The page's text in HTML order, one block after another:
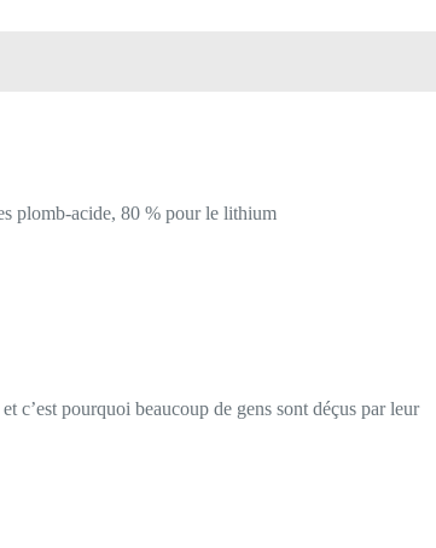
plomb-acide, 80 % pour le lithium
c’est pourquoi beaucoup de gens sont déçus par leur